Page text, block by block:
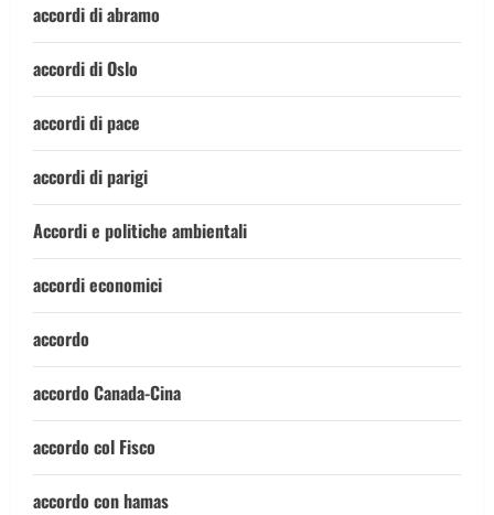
accordi di abramo
accordi di Oslo
accordi di pace
accordi di parigi
Accordi e politiche ambientali
accordi economici
accordo
accordo Canada-Cina
accordo col Fisco
accordo con hamas